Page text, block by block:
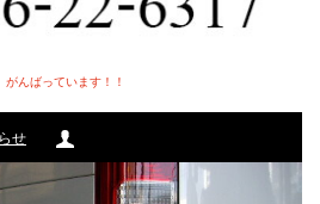
がんばっています！！
せ